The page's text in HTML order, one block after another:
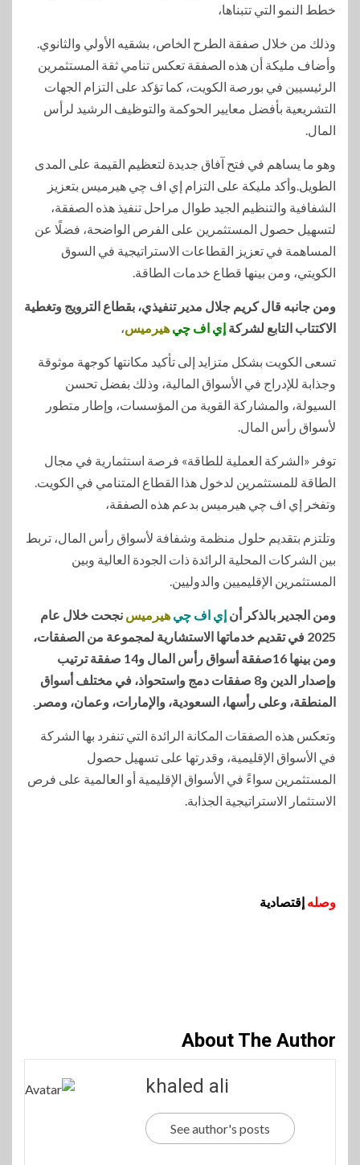
خطط النمو التي تتبناها،
وذلك من خلال صفقة الطرح الخاص، بشقيه الأولي والثانوي.
وأضاف مليكة أن هذه الصفقة تعكس تنامي ثقة المستثمرين
الرئيسيين في بورصة الكويت، كما تؤكد على التزام الجهات
التشريعية بأفضل معايير الحوكمة والتوظيف الرشيد لرأس
المال.
وهو ما يساهم في فتح آفاق جديدة لتعظيم القيمة على المدى
الطويل.وأكد مليكة على التزام إي اف چي هيرميس بتعزيز
الشفافية والتنظيم الجيد طوال مراحل تنفيذ هذه الصفقة،
لتسهيل حصول المستثمرين على الفرص الواضحة، فضلًا عن
المساهمة في تعزيز القطاعات الاستراتيجية في السوق
الكويتي، ومن بينها قطاع خدمات الطاقة.
ومن جانبه قال كريم جلال مدير تنفيذي، بقطاع الترويج وتغطية
الاكتتاب التابع لشركة إي اف چي هيرميس،
تسعى الكويت بشكل متزايد إلى تأكيد مكانتها كوجهة موثوقة
وجذابة للإدراج في الأسواق المالية، وذلك بفضل تحسن
السيولة، والمشاركة القوية من المؤسسات، وإطار متطور
لأسواق رأس المال.
توفر «الشركة العملية للطاقة» فرصة استثمارية في مجال
الطاقة للمستثمرين لدخول هذا القطاع المتنامي في الكويت.
وتفخر إي اف چي هيرميس بدعم هذه الصفقة،
وتلتزم بتقديم حلول منظمة وشفافة لأسواق رأس المال، تربط
بين الشركات المحلية الرائدة ذات الجودة العالية وبين
المستثمرين الإقليميين والدوليين.
ومن الجدير بالذكر أن إي اف چي هيرميس نجحت خلال عام
2025 في تقديم خدماتها الاستشارية لمجموعة من الصفقات،
ومن بينها 16صفقة أسواق رأس المال و14 صفقة ترتيب
وإصدار الدين و8 صفقات دمج واستحواذ، في مختلف أسواق
المنطقة، وعلى رأسها، السعودية، والإمارات، وعمان، ومصر .
وتعكس هذه الصفقات المكانة الرائدة التي تنفرد بها الشركة
في الأسواق الإقليمية، وقدرتها على تسهيل حصول
المستثمرين سواءً في الأسواق الإقليمية أو العالمية على فرص
الاستثمار الاستراتيجية الجذابة.
وصله إقتصادية
About The Author
khaled ali
See author's posts